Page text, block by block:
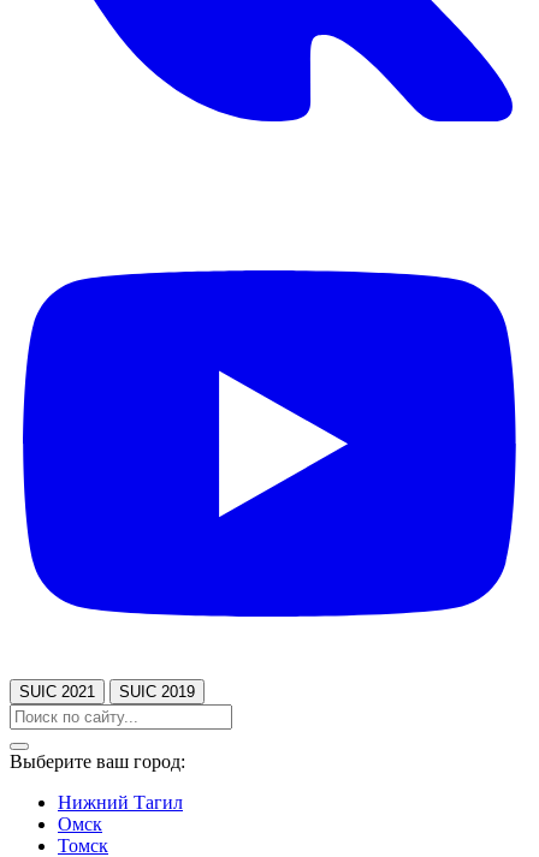
SUIC 2021 SUIC 2019
Выберите ваш город:
Нижний Тагил
Омск
Томск